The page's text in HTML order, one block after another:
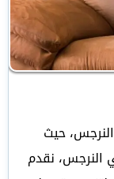
حيث
النرجس، نقدم